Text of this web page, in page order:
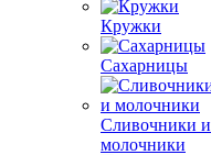
Кружки
Сахарницы
Сливочники и
молочники